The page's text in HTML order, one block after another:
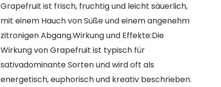
Grapefruit ist frisch, fruchtig und leicht säuerlich,
mit einem Hauch von Süße und einem angenehm
zitronigen Abgang.Wirkung und Effekte:Die
Wirkung von Grapefruit ist typisch für
sativadominante Sorten und wird oft als
energetisch, euphorisch und kreativ beschrieben.